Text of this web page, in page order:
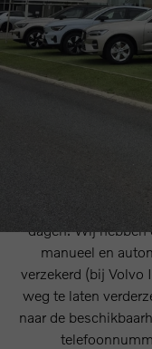
Uw Volvo is uw
om de kinderen
bezoeken.
dan ook graag
of uw firma vlakbij,
dagen. Wij hebben
manueel en
verzekerd (bij Volvo
weg te laten
naar de